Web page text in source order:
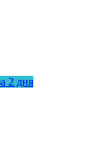
2 дня